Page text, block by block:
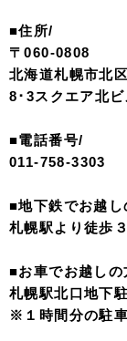
■住所/
〒060-0808
北海道札幌市北
8･3スクエア北
■電話番号/
011-758-3303
■地下鉄でお越し
札幌駅より徒歩
■お車でお越しの
札幌駅北口地下
※１時間分の駐